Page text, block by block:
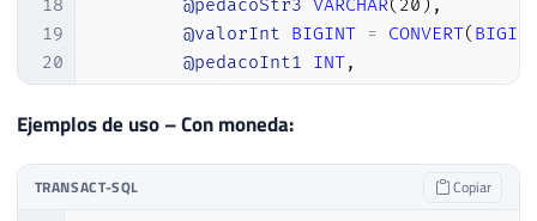
18
19
20
21
22
24
@pedacoStr3 VARCHAR( 20 ) ,
@valorInt BIGINT = CONVERT(
@pedacoInt1 INT,
@pedacoInt2 INT,
@pedacoInt3
= '' ;
Ejemplos de uso – Con moneda:
TRANSACT-SQL Copiar